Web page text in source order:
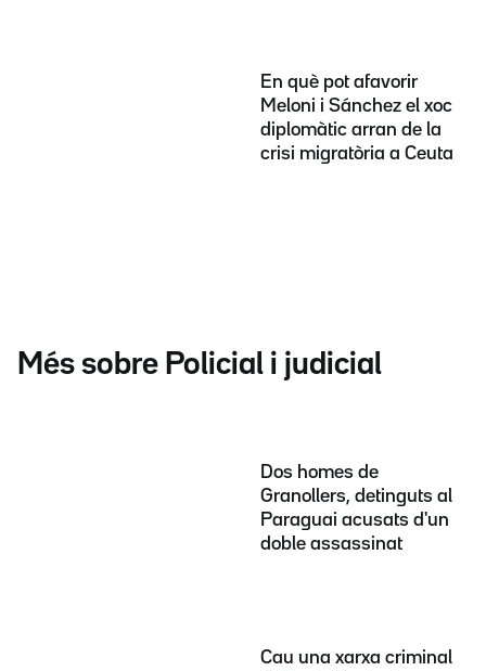
En què pot afavorir
Meloni i Sánchez el xoc
diplomàtic arran de la
crisi migratòria a Ceuta
Més sobre Policial i judicial
Dos homes de
Granollers, detinguts al
Paraguai acusats d'un
doble assassinat
Cau una xarxa criminal